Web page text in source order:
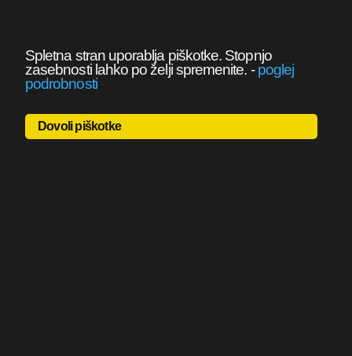
Spletna stran uporablja piškotke. Stopnjo
zasebnosti lahko po želji spremenite. -poglej
podrobnosti
Dovoli piškotke